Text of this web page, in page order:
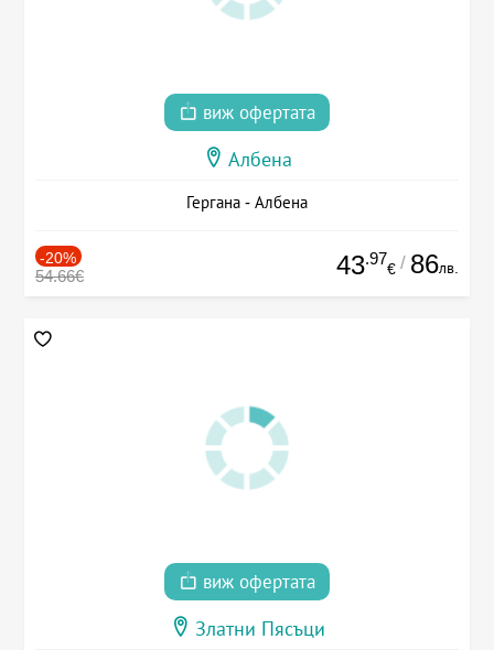
виж офертата
Албена
Гергана - Албена
-20%
54.66€ 43.97
€ / 86лв.
виж офертата
Златни Пясъци